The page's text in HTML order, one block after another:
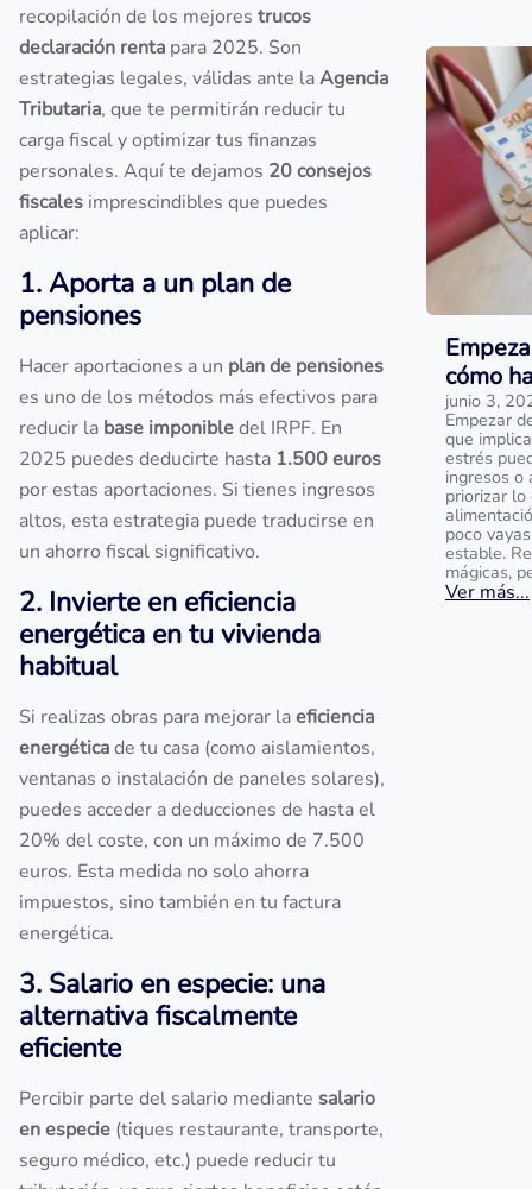
recopilación de los mejores trucos
declaración renta para 2025. Son
estrategias legales, válidas ante laAgencia
Tributaria, que te permitirán reducir tu
carga fiscal y optimizar tus finanzas
personales. Aquí te dejamos 20 consejos
fiscales imprescindibles que puedes
aplicar:
1. Aporta a un plan de
pensiones
Hacer aportaciones a un plan de pensiones
es uno de los métodos más efectivos para
reducir la base imponibledel IRPF. En
2025 puedes deducirte hasta 1.500 euros
por estas aportaciones. Si tienes ingresos
altos, esta estrategia puede traducirse en
un ahorro fiscal significativo.
2. Invierte en eficiencia
energética en tu vivienda
habitual
Si realizas obras para mejorar laeficiencia
energéticade tu casa (como aislamientos,
ventanas o instalación de paneles solares),
puedes acceder a deducciones de hasta el
20% del coste, con un máximo de 7.500
euros. Esta medida no solo ahorra
impuestos, sino también en tu factura
energética.
3. Salario en especie: una
alternativa fiscalmente
eficiente
Percibir parte del salario mediante salario
en especie (tiques restaurante, transporte,
seguro médico, etc.) puede reducir tu
cómo
junio 3,
Empezar
que
estrés
ingresos o
priorizar lo
poco
estable.
mágicas,
Ver más...